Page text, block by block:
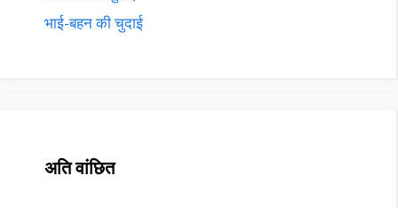
भाई-बहन की चुदाई
अति वांछित